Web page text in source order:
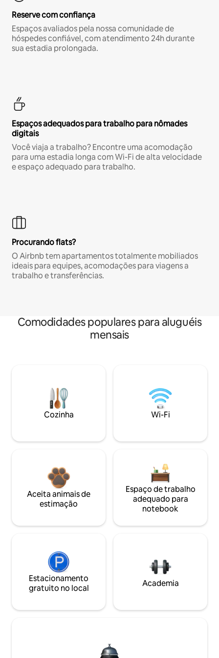
Reserve com confiança
Espaços avaliados pela nossa comunidade de
hóspedes confiável, com atendimento 24h durante
sua estadia prolongada.
Espaços adequados para trabalho para nômades
digitais
Você viaja a trabalho? Encontre uma acomodação
para uma estadia longa com Wi-Fi de alta velocidade
e espaço adequado para trabalho.
Procurando flats?
O Airbnb tem apartamentos totalmente mobiliados
ideais para equipes, acomodações para viagens a
trabalho e transferências.
Comodidades populares para aluguéis
mensais
Cozinha Wi-Fi
Aceita animais de
estimação
Espaço de trabalho
adequado para
notebook
Estacionamento
gratuito no local
Academia